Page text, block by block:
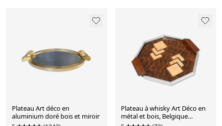
Plateau Art déco en
aluminium doré bois et miroir
Plateau à whisky Art Déco en
métal et bois, Belgique
années 1920